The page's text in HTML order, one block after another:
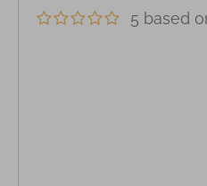
5 based